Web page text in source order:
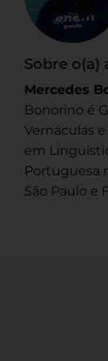
Sobre o(a)
Mercedes
Bonorino é
Vernáculas
em
Portuguesa
São Paulo e